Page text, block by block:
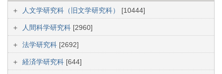
人文学研究科（旧文学研究科） [10444]
人間科学研究科 [2960]
法学研究科 [2692]
経済学研究科 [644]